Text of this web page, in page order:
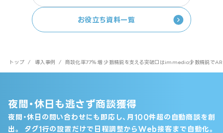
お役立ち資料一覧
トップ / 導入事例 / 商談化率77％増 少数精鋭を支える突破口はimmedio┃少数精鋭で
夜間・休日も逃さず商談獲得
夜間・休日の問い合わせにも即応し、月100件超の自動商談を創
出。
タグ1行の設置だけで日程調整からWeb接客まで自動化。